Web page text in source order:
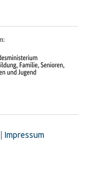
Impressum